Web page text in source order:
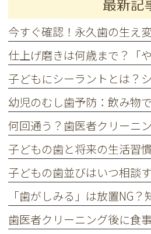
最新記
仕上げ磨きは何歳まで？「
幼児のむし歯予防：飲み物
何回通う？歯医者クリーニ
子どもの歯と将来の生活習
子どもの歯並びはいつ相談